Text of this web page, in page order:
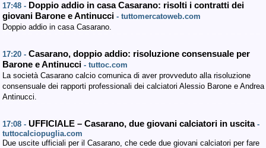
17:48 - Doppio addio in casa Casarano: risolti i contratti dei
giovani Barone e Antinucci - tuttomercatoweb.com
Doppio addio in casa Casarano.
17:20 - Casarano, doppio addio: risoluzione consensuale per
Barone e Antinucci - tuttoc.com
La società Casarano calcio comunica di aver provveduto alla risoluzione
consensuale dei rapporti professionali dei calciatori Alessio Barone e Andrea
Antinucci.
17:08 - UFFICIALE – Casarano, due giovani calciatori in uscita -
tuttocalciopuglia.com
Due uscite ufficiali per il Casarano, che cede due giovani calciatori per fare